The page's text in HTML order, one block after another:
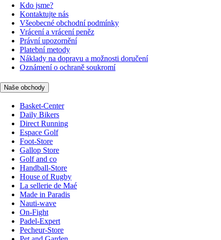
Kdo jsme?
Kontaktujte nás
Všeobecné obchodní podmínky
Vrácení a vrácení peněz
Právní upozornění
Platební metody
Náklady na dopravu a možnosti doručení
Oznámení o ochraně soukromí
Naše obchody
Basket-Center
Daily Bikers
Direct Running
Espace Golf
Foot-Store
Gallop Store
Golf and co
Handball-Store
House of Rugby
La sellerie de Maé
Made in Paradis
Nauti-wave
On-Fight
Padel-Expert
Pecheur-Store